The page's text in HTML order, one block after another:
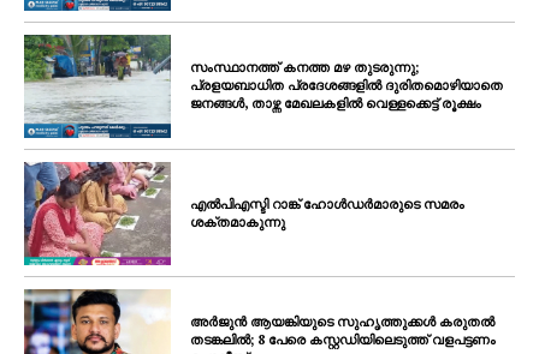
സംസ്ഥാനത്ത് കനത്ത മഴ തുടരുന്നു;
പ്രളയബാധിത പ്രദേശങ്ങളിൽ ദുരിതമൊഴിയാതെ
ജനങ്ങൾ, താഴ്ന്ന മേഖലകളിൽ വെള്ളക്കെട്ട് രൂക്ഷം
എൽപിഎസ്ടി റാങ്ക് ഹോൾഡർമാരുടെ സമരം
ശക്തമാകുന്നു
അർജുൻ ആയങ്കിയുടെ സുഹൃത്തുക്കൾ കരുതൽ
തടങ്കലിൽ; 8 പേരെ കസ്റ്റഡിയിലെടുത്ത് വളപട്ടണം